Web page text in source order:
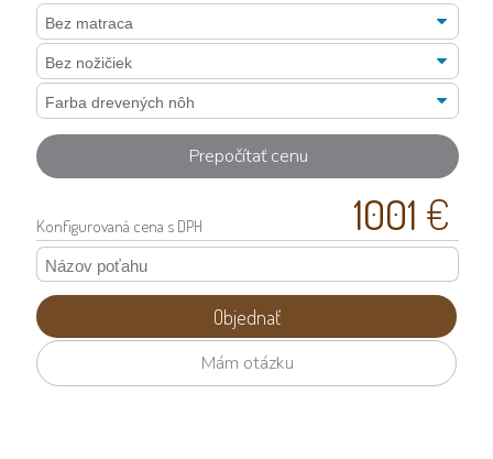
Prepočítať cenu
Konfigurovaná cena s DPH 1001 €
Objednať
Mám otázku